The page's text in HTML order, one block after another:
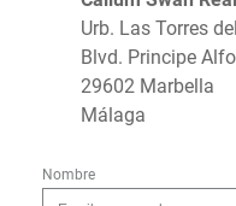
Urb. Las Torres
Blvd. Principe
29602 Marbella
Málaga
Nombre